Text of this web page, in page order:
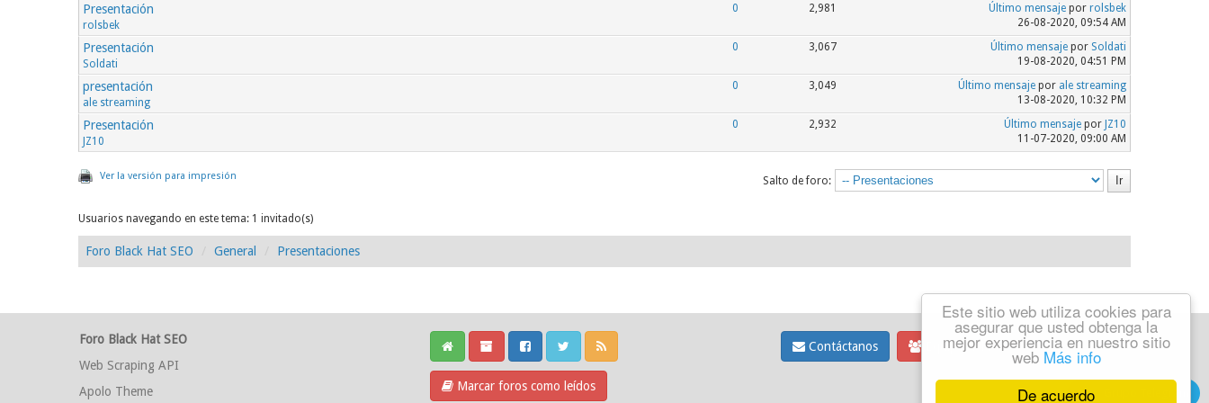
De acuerdo
Este sitio web utiliza cookies para
asegurar que usted obtenga la
mejor experiencia en nuestro sitio
web Más info
Presentación
rolsbek
0 2,981 Último mensajepor rolsbek
26-08-2020, 09:54 AM
Presentación
Soldati
0 3,067 Último mensajepor Soldati
19-08-2020, 04:51 PM
presentación
ale streaming
0 3,049 Último mensajepor ale streaming
13-08-2020, 10:32 PM
Presentación
JZ10
0 2,932 Último mensajepor JZ10
11-07-2020, 09:00 AM
Ver la versión para impresión Salto de foro:
Usuarios navegando en este tema: 1 invitado(s)
Foro Black Hat SEO General Presentaciones
Foro Black Hat SEO
Web Scraping API
Apolo Theme
Marcar foros como leídos
Contáctanos Equipo del foro